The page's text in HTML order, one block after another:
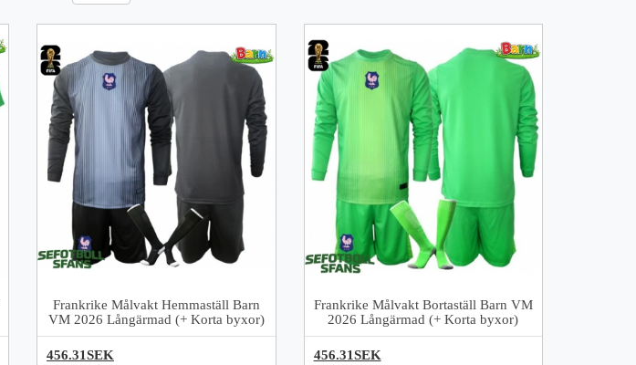
Frankrike Målvakt Hemmaställ Barn
VM 2026 Långärmad (+ Korta byxor)
456.31SEK
Frankrike Målvakt Bortaställ Barn VM
2026 Långärmad (+ Korta byxor)
456.31SEK